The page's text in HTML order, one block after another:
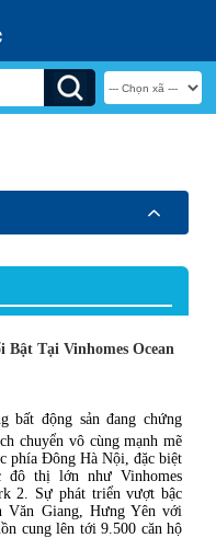
Tại Vinhomes Ocean
bất động sản đang chứng
chuyển vô cùng mạnh mẽ
phía Đông Hà Nội, đặc biệt
đô thị lớn như Vinhomes
2. Sự phát triển vượt bậc
Văn Giang, Hưng Yên với
cung lên tới 9.500 căn hộ